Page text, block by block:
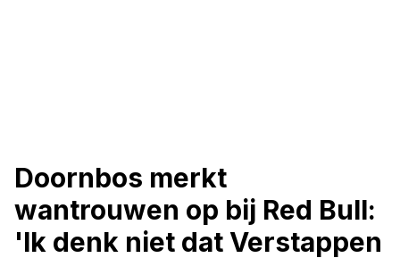
Doornbos merkt
wantrouwen op bij Red Bull:
'Ik denk niet dat Verstappen